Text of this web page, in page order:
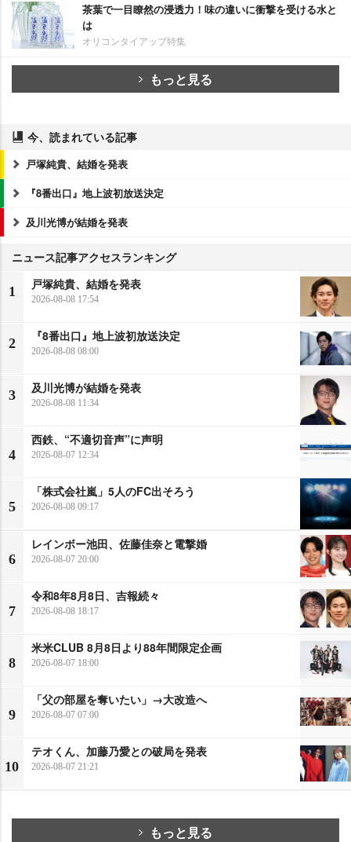
茶葉で一目瞭然の浸透力！味の違いに衝撃を受ける水と
は
オリコンタイアップ特集
もっと見る
今、読まれている記事
戸塚純貴、結婚を発表
『8番出口』地上波初放送決定
及川光博が結婚を発表
ニュース記事アクセスランキング
1
戸塚純貴、結婚を発表
2026-08-08 17:54
2
『8番出口』地上波初放送決定
2026-08-08 08:00
3
及川光博が結婚を発表
2026-08-08 11:34
4
西鉄、“不適切音声”に声明
2026-08-07 12:34
5
「株式会社嵐」5人のFC出そろう
2026-08-08 09:17
6
レインボー池田、佐藤佳奈と電撃婚
2026-08-07 20:00
7
令和8年8月8日、吉報続々
2026-08-08 18:17
8
米米CLUB 8月8日より88年間限定企画
2026-08-07 18:00
9
「父の部屋を奪いたい」→大改造へ
2026-08-07 07:00
10
テオくん、加藤乃愛との破局を発表
2026-08-07 21:21
もっと見る